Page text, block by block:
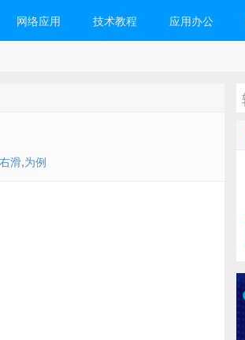
网络应用 技术教程 应用办公
右滑,为例